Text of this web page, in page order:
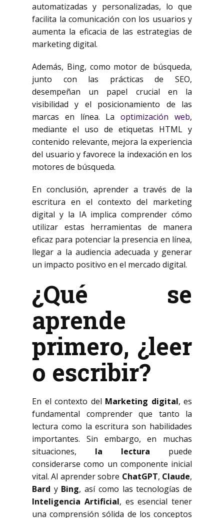
automatizadas y personalizadas, lo que
facilita la comunicación con los usuarios y
aumenta la eficacia de las estrategias de
marketing digital.
Además, Bing, como motor de búsqueda,
junto con las prácticas de SEO,
desempeñan un papel crucial en la
visibilidad y el posicionamiento de las
marcas en línea. Laoptimización web,
mediante el uso de etiquetas HTML y
contenido relevante, mejora la experiencia
del usuario y favorece la indexación en los
motores de búsqueda.
En conclusión, aprender a través de la
escritura en el contexto del marketing
digital y la IA implica comprender cómo
utilizar estas herramientas de manera
eficaz para potenciar la presencia en línea,
llegar a la audiencia adecuada y generar
un impacto positivo en el mercado digital.
¿Qué se
aprende
primero, ¿leer
o escribir?
En el contexto del Marketing digital, es
fundamental comprender que tanto la
lectura como la escritura son habilidades
importantes. Sin embargo, en muchas
situaciones, la lectura puede
considerarse como un componente inicial
vital. Al aprender sobre ChatGPT, Claude,
Bard y Bing, así como las tecnologías de
Inteligencia Artificial, es esencial tener
una comprensión sólida de los conceptos